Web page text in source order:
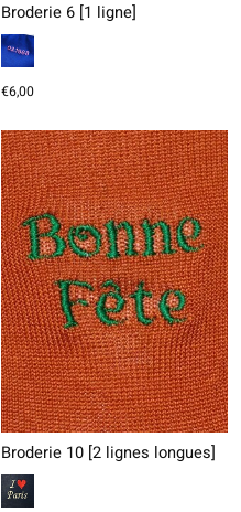
Broderie 6 [1 ligne]
€6,00
Broderie 10 [2 lignes longues]